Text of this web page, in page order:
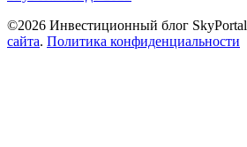
©2026 Инвестиционный блог SkyPortal
сайта. Политика конфиденциальности